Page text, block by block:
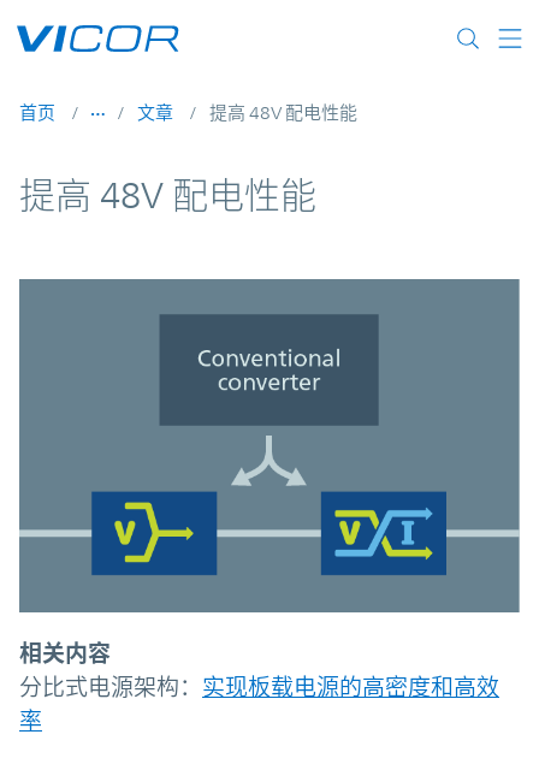
首页 文章 提高 48V 配电性能
提高 48V 配电性能
相关内容
分比式电源架构： 实现板载电源的高密度和高效
率